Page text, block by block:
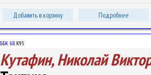
Добавить в корзину Подробнее
ББК 68.К95
Кутафин, Николай